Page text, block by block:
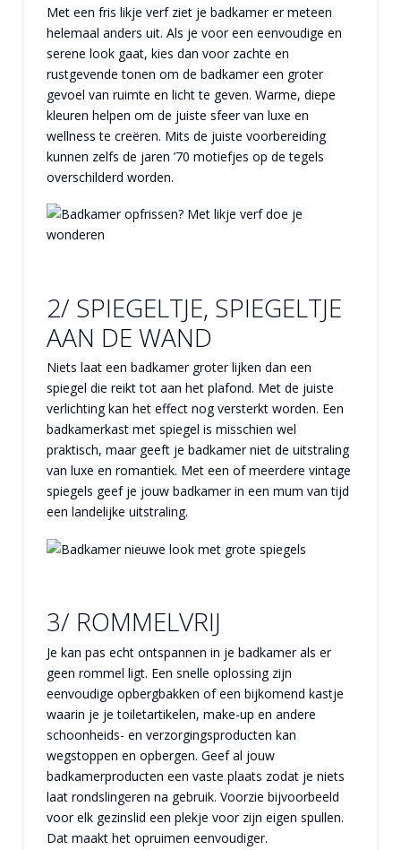
Met een fris likje verf ziet je badkamer er meteen
helemaal anders uit. Als je voor een eenvoudige en
serene look gaat, kies dan voor zachte en
rustgevende tonen om de badkamer een groter
gevoel van ruimte en licht te geven. Warme, diepe
kleuren helpen om de juiste sfeer van luxe en
wellness te creëren. Mits de juiste voorbereiding
kunnen zelfs de jaren ’70 motiefjes op de tegels
overschilderd worden.
2/ SPIEGELTJE, SPIEGELTJE
AAN DE WAND
Niets laat een badkamer groter lijken dan een
spiegel die reikt tot aan het plafond. Met de juiste
verlichting kan het effect nog versterkt worden. Een
badkamerkast met spiegel is misschien wel
praktisch, maar geeft je badkamer niet de uitstraling
van luxe en romantiek. Met een of meerdere vintage
spiegels geef je jouw badkamer in een mum van tijd
een landelijke uitstraling.
3/ ROMMELVRIJ
Je kan pas echt ontspannen in je badkamer als er
geen rommel ligt. Een snelle oplossing zijn
eenvoudige opbergbakken of een bijkomend kastje
waarin je je toiletartikelen, make-up en andere
schoonheids- en verzorgingsproducten kan
wegstoppen en opbergen. Geef al jouw
badkamerproducten een vaste plaats zodat je niets
laat rondslingeren na gebruik. Voorzie bijvoorbeeld
voor elk gezinslid een plekje voor zijn eigen spullen.
Dat maakt het opruimen eenvoudiger.